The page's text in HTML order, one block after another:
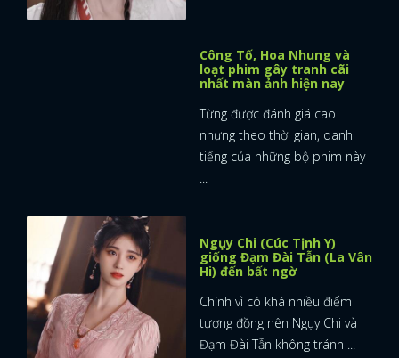
Công Tố, Hoa Nhung và
loạt phim gây tranh cãi
nhất màn ảnh hiện nay
Từng được đánh giá cao
nhưng theo thời gian, danh
tiếng của những bộ phim này
...
Ngụy Chi (Cúc Tịnh Y)
giống Đạm Đài Tẫn (La Vân
Hi) đến bất ngờ
Chính vì có khá nhiều điểm
tương đồng nên Ngụy Chi và
Đạm Đài Tẫn không tránh ...